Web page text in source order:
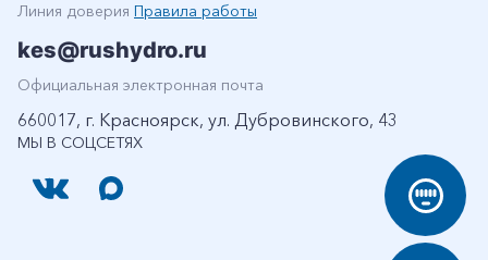
МЫ В СОЦСЕТЯХ
Линия доверия Правила работы
kes@rushydro.ru
Официальная электронная почта
660017, г. Красноярск, ул. Дубровинского, 43